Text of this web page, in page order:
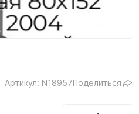
Артикул: N18957Поделиться